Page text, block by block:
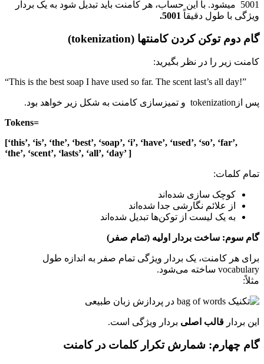
5001 میشود. با این حساب، هر کامنت باید تبدیل شود به یک بردار
ویژگی با طول دقیقاً 5001.
گام دوم توکن کردن کامنتها (tokenization)
کامنت زیر را در نظر بگیرید:
“This is the best soap I have used so far. The scent last’s all day!”
پس ازtokenization و تمیزسازی کامنت به شکل زیر خواهد بود.
Tokens=
[‘this’, ‘is’, ‘the’, ‘best’, ‘soap’, ‘i’, ‘have’, ‘used’, ‘so’, ‘far’,
‘the’, ‘scent’, ‘lasts’, ‘all’, ‘day’ ]
تمام کلمات:
کوچک‌ سازی شده‌اند
از علائم نگارشی جدا شده‌اند
به یک لیست از توکن‌ها تبدیل شده‌اند
گام سوم: ساخت بردار اولیه (تمام صفر)
برای هر کامنت، یک بردار ویژگی تمام صفر به اندازه طول
vocabulary ساخته می‌شود.
مثلاً:
این بردار قالب اصلی بردار ویژگی است.
گام چهارم: شمارش تکرار کلمات در کامنت